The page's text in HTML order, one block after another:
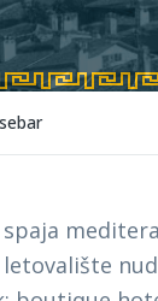
spaja